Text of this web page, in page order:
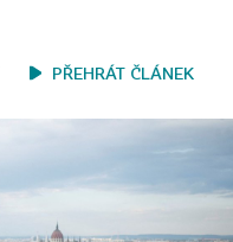
PŘEHRÁT ČLÁNEK